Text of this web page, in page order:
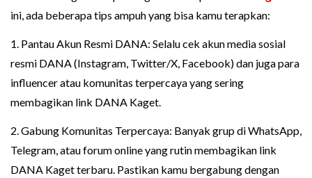
ini, ada beberapa tips ampuh yang bisa kamu terapkan:
1. Pantau Akun Resmi DANA: Selalu cek akun media sosial
resmi DANA (Instagram, Twitter/X, Facebook) dan juga para
influencer atau komunitas terpercaya yang sering
membagikan link DANA Kaget.
2. Gabung Komunitas Terpercaya: Banyak grup di WhatsApp,
Telegram, atau forum online yang rutin membagikan link
DANA Kaget terbaru. Pastikan kamu bergabung dengan